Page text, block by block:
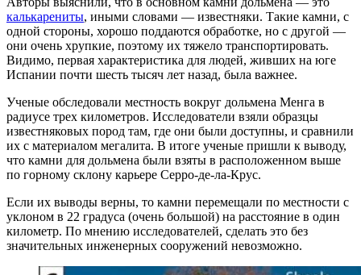
калькарениты, иными словами — известняки. Такие камни, с
одной стороны, хорошо поддаются обработке, но с другой —
они очень хрупкие, поэтому их тяжело транспортировать.
Видимо, первая характеристика для людей, живших на юге
Испании почти шесть тысяч лет назад, была важнее.
Ученые обследовали местность вокруг дольмена Менга в
радиусе трех километров. Исследователи взяли образцы
известняковых пород там, где они были доступны, и сравнили
их с материалом мегалита. В итоге ученые пришли к выводу,
что камни для дольмена были взяты в расположенном выше
по горному склону карьере Серро-де-ла-Крус.
Если их выводы верны, то камни перемещали по местности с
уклоном в 22 градуса (очень большой) на расстояние в один
километр. По мнению исследователей, сделать это без
значительных инженерных сооружений невозможно.